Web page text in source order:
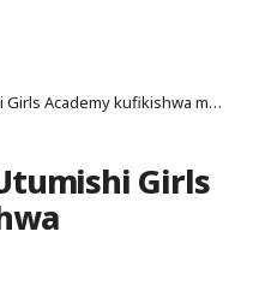
kufikishwa mahakamani
Girls